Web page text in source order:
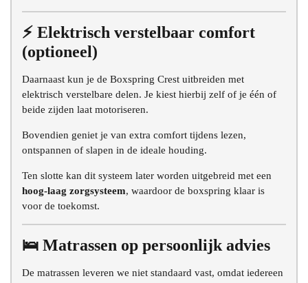
⚡ Elektrisch verstelbaar comfort
(optioneel)
Daarnaast kun je de Boxspring Crest uitbreiden met
elektrisch verstelbare delen. Je kiest hierbij zelf of je één of
beide zijden laat motoriseren.
Bovendien geniet je van extra comfort tijdens lezen,
ontspannen of slapen in de ideale houding.
Ten slotte kan dit systeem later worden uitgebreid met een
hoog-laag zorgsysteem, waardoor de boxspring klaar is
voor de toekomst.
🛌 Matrassen op persoonlijk advies
De matrassen leveren we niet standaard vast, omdat iedereen